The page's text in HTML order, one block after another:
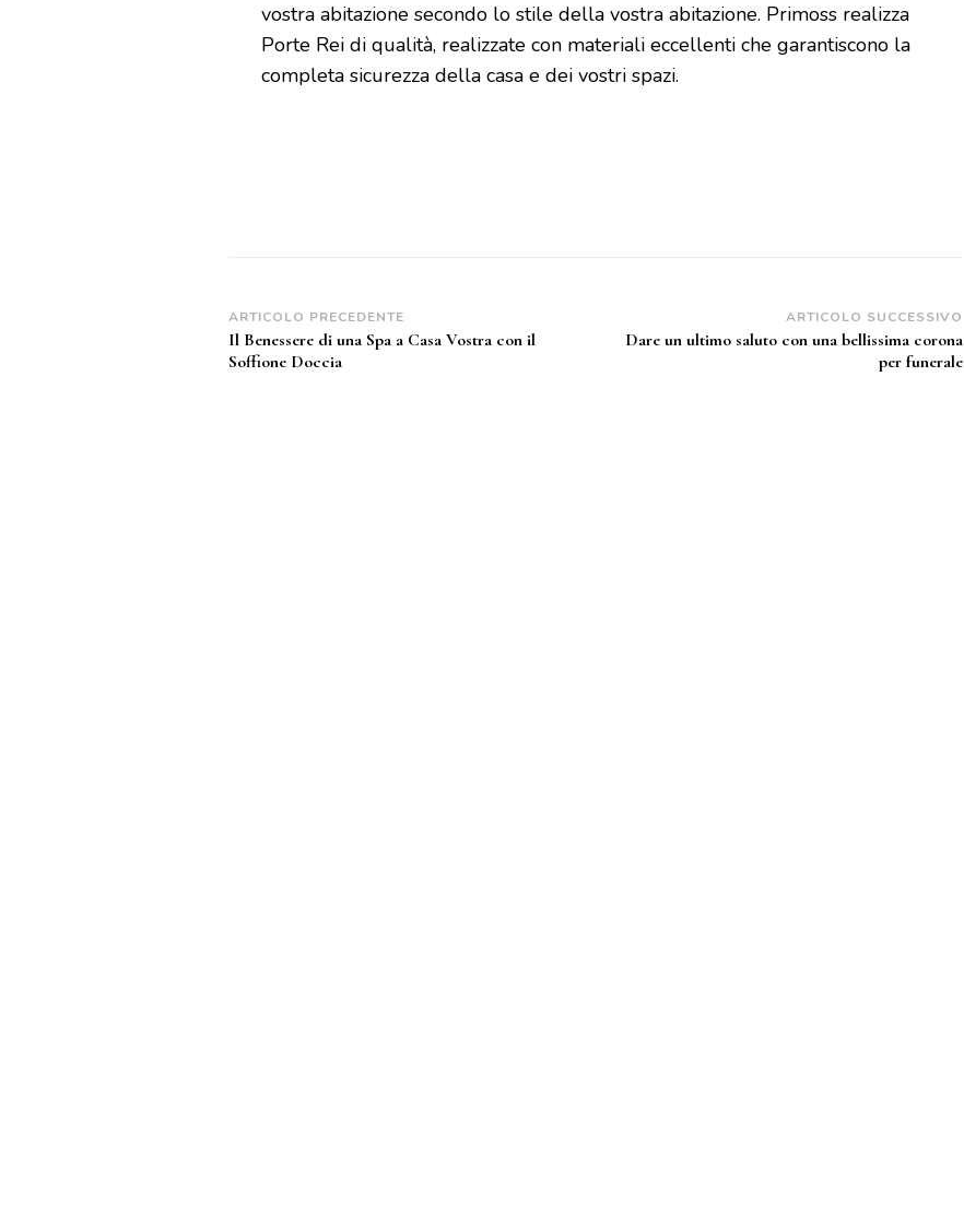
vostra abitazione secondo lo stile della vostra abitazione. Primoss realizza
Porte Rei di qualità, realizzate con materiali eccellenti che garantiscono la
completa sicurezza della casa e dei vostri spazi.
Navigazione
articoli
ARTICOLO PRECEDENTE
Il Benessere di una Spa a Casa Vostra con il
Soffione Doccia
ARTICOLO SUCCESSIVO
Dare un ultimo saluto con una bellissima corona
per funerale